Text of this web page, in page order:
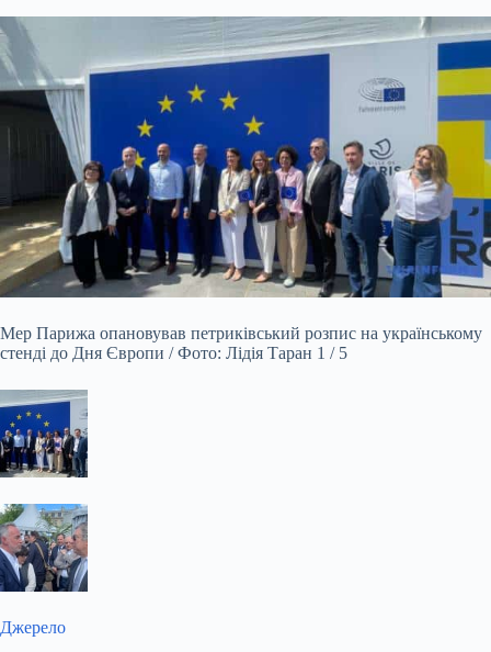
Мер Парижа опановував петриківський розпис на українському
стенді до Дня Європи / Фото: Лідія Таран 1 / 5
Джерело